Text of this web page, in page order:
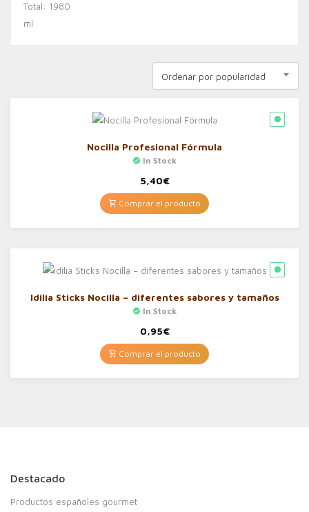
Ordenar por popularidad
Nocilla Profesional Fórmula
In Stock
5,40€
Comprar el producto
Idilia Sticks Nocilla – diferentes sabores y tamaños
In Stock
0,95€
Comprar el producto
Destacado
Productos españoles gourmet